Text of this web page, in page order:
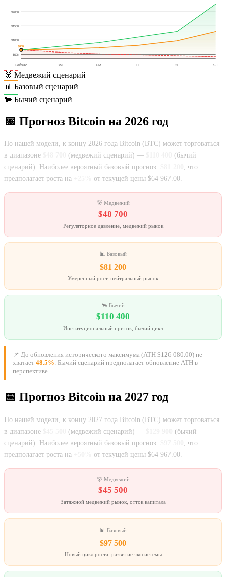
$50K
$100K
$150K
$200K
$65K
Сейчас 3М 6М 1Г 2Г 5Л
🐻 Медвежий сценарий
📊 Базовый сценарий
🐂 Бычий сценарий
📅 Прогноз Bitcoin на 2026 год
По нашей модели, к концу 2026 года Bitcoin (BTC) может торговаться
в диапазоне
(медвежий сценарий) —
(бычий
сценарий). Наиболее вероятный базовый прогноз:
, что
предполагает роста на
от текущей цены $64 967.00.
🐻 Медвежий
$48 700
Регуляторное давление, медвежий рынок
📊 Базовый
$81 200
Умеренный рост, нейтральный рынок
🐂 Бычий
$110 400
Институциональный приток, бычий цикл
📌 До обновления исторического максимума (ATH $126 080.00) не
хватает 48.5%. Бычий сценарий предполагает обновление ATH в
перспективе.
📅 Прогноз Bitcoin на 2027 год
По нашей модели, к концу 2027 года Bitcoin (BTC) может торговаться
в диапазоне
(медвежий сценарий) —
(бычий
сценарий). Наиболее вероятный базовый прогноз:
, что
предполагает роста на
от текущей цены $64 967.00.
🐻 Медвежий
$45 500
Затяжной медвежий рынок, отток капитала
📊 Базовый
$97 500
Новый цикл роста, развитие экосистемы